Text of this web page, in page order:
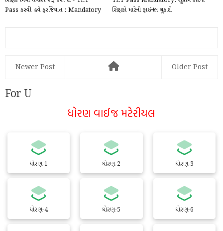
Pass કરવી હવે ફરજિયાત : Mandatory
શિક્ષકો માટેનો ફાઈનલ ચુકાદો
Newer Post Older Post
For U
ધોરણ વાઈજ મટેરીયલ
ધોરણ-1 ધોરણ-2 ધોરણ-3
ધોરણ-4 ધોરણ-5 ધોરણ-6